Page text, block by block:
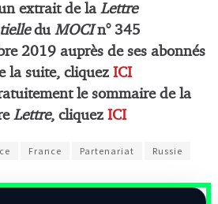
extrait de la Lettre
du MOCIn° 345
2019 auprès de ses abonnés
la suite, cliquez ICI
le sommaire de la
Lettre, cliquez ICI
France Partenariat Russie